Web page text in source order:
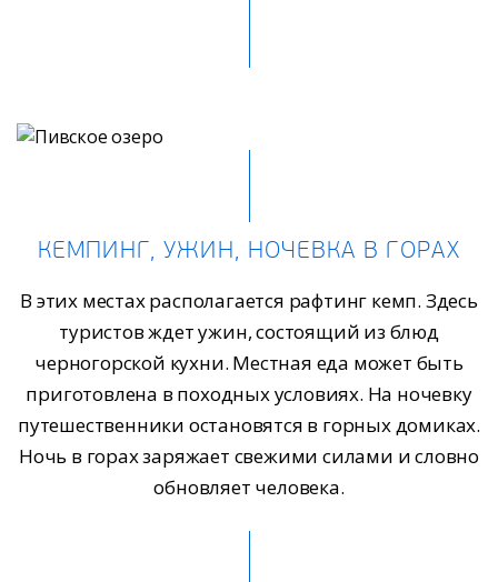
КЕМПИНГ, УЖИН, НОЧЕВКА В ГОРАХ
В этих местах располагается рафтинг кемп. Здесь
туристов ждет ужин, состоящий из блюд
черногорской кухни. Местная еда может быть
приготовлена в походных условиях. На ночевку
путешественники остановятся в горных домиках.
Ночь в горах заряжает свежими силами и словно
обновляет человека.